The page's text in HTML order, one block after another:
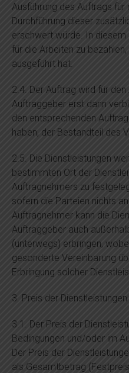
Ausführung des Auftrags
Durchführung dieser
erschwert würde. In
für die Arbeiten zu
ausgeführt hat.
2.4. Der Auftrag wird für
Auftraggeber erst dann
den entsprechenden
haben, der Bestandteil des
2.5. Die Dienstleistungen
bestimmten Ort der
Auftragnehmers zu
sofern die Parteien nichts
Auftragnehmer kann die
Auftraggeber auch
(unterwegs) erbringen,
gesonderte Vereinbarung
Erbringung solcher
3. Preis der
3.1. Der Preis der
Bedingungen und/oder im
Der Preis der
als Gesamtbetrag